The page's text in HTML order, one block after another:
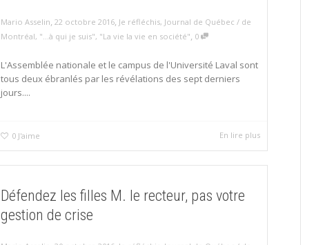
Mario Asselin, 22 octobre 2016, Je réfléchis, Journal de Québec / de
Montréal, "...à qui je suis", "La vie la vie en société", 0
L'Assemblée nationale et le campus de l'Université Laval sont
tous deux ébranlés par les révélations des sept derniers
jours....
0 J'aime En lire plus
Défendez les filles M. le recteur, pas votre
gestion de crise